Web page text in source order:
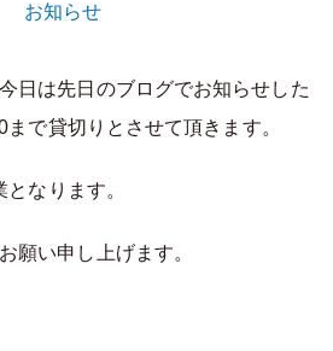
お知らせ
日は先日のブログでお知らせした
で貸切りとさせて頂きます。
なります。
願い申し上げます。